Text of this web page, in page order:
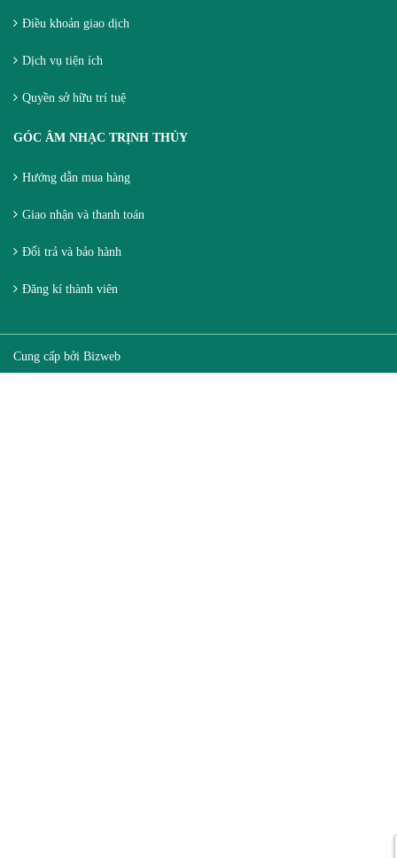
Điều khoản giao dịch
Dịch vụ tiện ích
Quyền sở hữu trí tuệ
GÓC ÂM NHẠC TRỊNH THỦY
Hướng dẫn mua hàng
Giao nhận và thanh toán
Đổi trả và bảo hành
Đăng kí thành viên
Cung cấp bởi Bizweb